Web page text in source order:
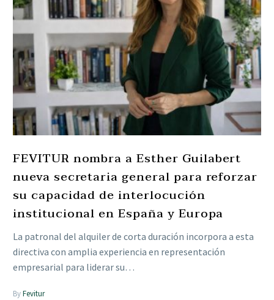
FEVITUR nombra a Esther Guilabert
nueva secretaria general para reforzar
su capacidad de interlocución
institucional en España y Europa
La patronal del alquiler de corta duración incorpora a esta
directiva con amplia experiencia en representación
empresarial para liderar su…
ByFevitur